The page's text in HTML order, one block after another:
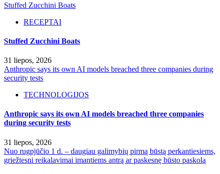
Stuffed Zucchini Boats
RECEPTAI
Stuffed Zucchini Boats
31 liepos, 2026
Anthropic says its own AI models breached three companies during
security tests
TECHNOLOGIJOS
Anthropic says its own AI models breached three companies
during security tests
31 liepos, 2026
Nuo rugpjūčio 1 d. – daugiau galimybių pirmą būstą perkantiesiems,
griežtesni reikalavimai imantiems antrą ar paskesnę būsto paskolą